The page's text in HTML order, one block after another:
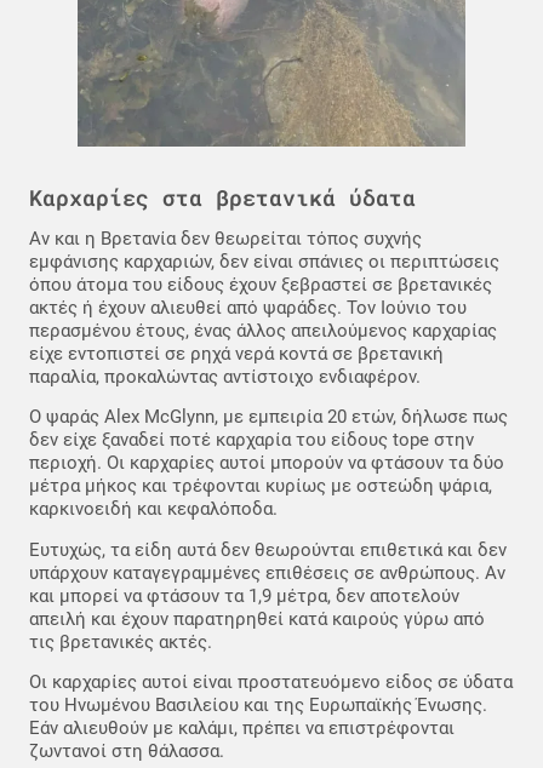
Καρχαρίες στα βρετανικά ύδατα
Αν και η Βρετανία δεν θεωρείται τόπος συχνής
εμφάνισης καρχαριών, δεν είναι σπάνιες οι περιπτώσεις
όπου άτομα του είδους έχουν ξεβραστεί σε βρετανικές
ακτές ή έχουν αλιευθεί από ψαράδες. Τον Ιούνιο του
περασμένου έτους, ένας άλλος απειλούμενος καρχαρίας
είχε εντοπιστεί σε ρηχά νερά κοντά σε βρετανική
παραλία, προκαλώντας αντίστοιχο ενδιαφέρον.
Ο ψαράς Alex McGlynn, με εμπειρία 20 ετών, δήλωσε πως
δεν είχε ξαναδεί ποτέ καρχαρία του είδους tope στην
περιοχή. Οι καρχαρίες αυτοί μπορούν να φτάσουν τα δύο
μέτρα μήκος και τρέφονται κυρίως με οστεώδη ψάρια,
καρκινοειδή και κεφαλόποδα.
Ευτυχώς, τα είδη αυτά δεν θεωρούνται επιθετικά και δεν
υπάρχουν καταγεγραμμένες επιθέσεις σε ανθρώπους. Αν
και μπορεί να φτάσουν τα 1,9 μέτρα, δεν αποτελούν
απειλή και έχουν παρατηρηθεί κατά καιρούς γύρω από
τις βρετανικές ακτές.
Οι καρχαρίες αυτοί είναι προστατευόμενο είδος σε ύδατα
του Ηνωμένου Βασιλείου και της Ευρωπαϊκής Ένωσης.
Εάν αλιευθούν με καλάμι, πρέπει να επιστρέφονται
ζωντανοί στη θάλασσα.